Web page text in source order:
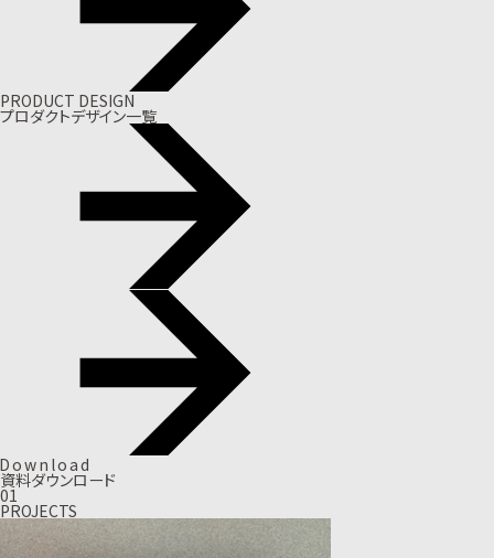
PRODUCT DESIGN
プロダクトデザイン一覧
Down load
資料ダウンロード
01
PROJECTS